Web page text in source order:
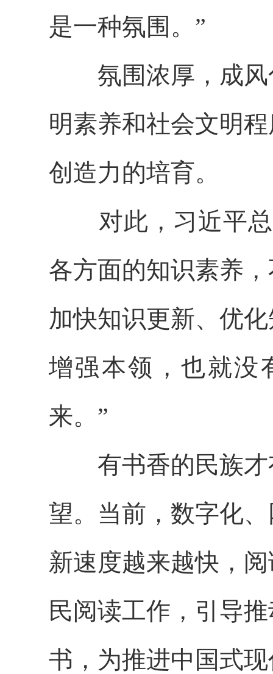
是一种氛围。”
氛围浓厚，成风
明素养和社会文明
创造力的培育。
对此，习近平总
各方面的知识素养
加快知识更新、优
增强本领，也就没
来。”
有书香的民族才
望。当前，数字化
新速度越来越快，
民阅读工作，引导
书，为推进中国式